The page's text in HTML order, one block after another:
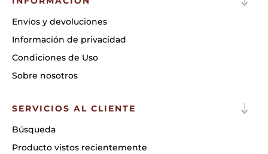
Envíos y devoluciones
Información de privacidad
Condiciones de Uso
Sobre nosotros
SERVICIOS AL CLIENTE
Búsqueda
Producto vistos recientemente